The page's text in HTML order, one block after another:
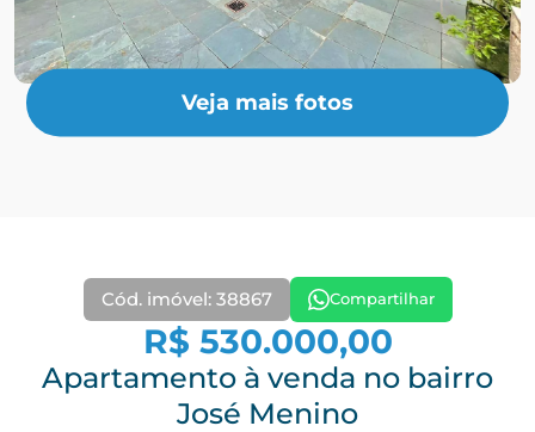
Veja mais fotos
Cód. imóvel: 38867 Compartilhar
R$ 530.000,00
Apartamento à venda no bairro
José Menino